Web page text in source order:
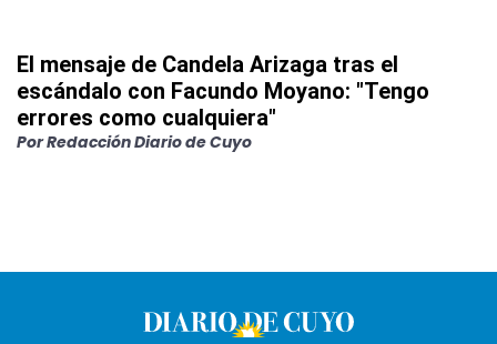
El mensaje de Candela Arizaga tras el
escándalo con Facundo Moyano: "Tengo
errores como cualquiera"
PorRedacción Diario de Cuyo